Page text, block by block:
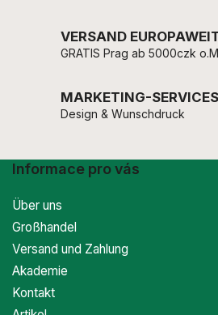
VERSAND
GRATIS Prag ab 5000czk
MARKETING-SERVICES
Design & Wunschdruck
Informace pro vás
Über uns
Großhandel
Versand und Zahlung
Akademie
Kontakt